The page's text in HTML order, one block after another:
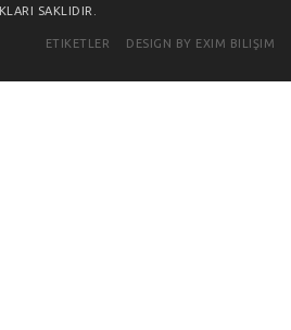
SAKLIDIR.
ETIKETLER DESIGN BY EXIM BILIŞIM